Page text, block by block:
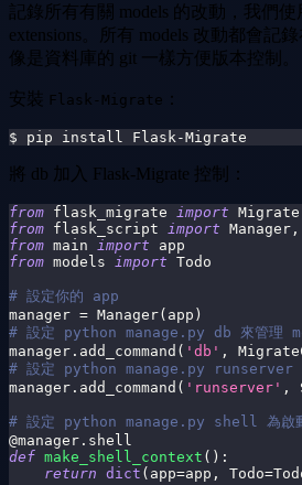
記錄所有有關 models 的改動，我們使
extensions。所有 models 改動都會記
像是資料庫的 git 一樣方便版本控制。
安裝 Flask-Migrate ：
$ pip install Flask-Migrate
將 db 加入 Flask-Migrate 控制：
from flask_migrate import Migrate
from flask_script import Manager ,
from main import app
from models import Todo
# 設定你的 app
manager = Manager( app )
# 設定 python manage.py db 來管理
manager . add_command ( 'db' ,
# 設定 python manage.py runserver
manager . add_command ( 'runserver' ,
# 設定 python manage.py shell 為啟
@manager . shell
def make_shell_context ( ) :
return dict ( app=app , Todo=